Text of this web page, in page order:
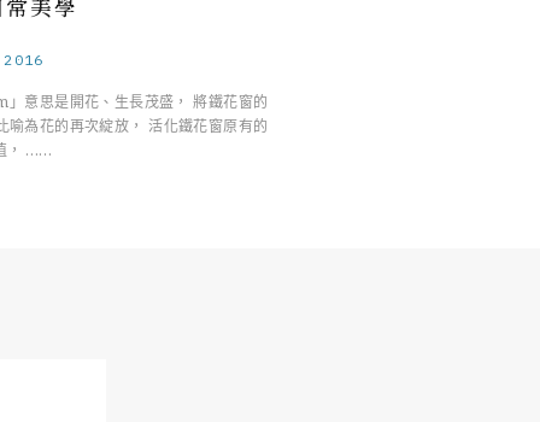
」意思是開花、生長茂盛， 將鐵花窗的
喻為花的再次綻放， 活化鐵花窗原有的
， ……